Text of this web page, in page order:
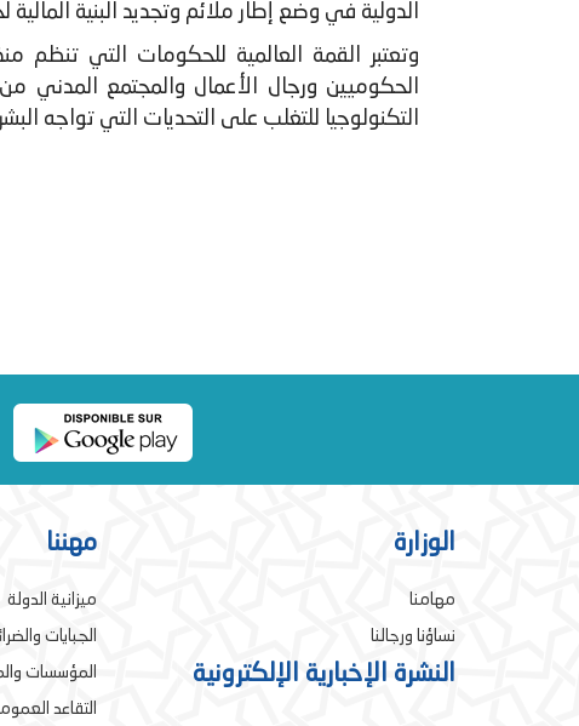
الدولية في وضع إطار ملائم وتجديد البنية
الحكوميين ورجال الأعمال والمجتمع المدني
التكنولوجيا للتغلب على التحديات التي تواجه
مهننا
ميزانية الدولة
الجبايات
المؤسسات
التقاعد
الوزارة
مهامنا
نساؤنا ورجالنا
النشرة الإخبارية الإلكترونية